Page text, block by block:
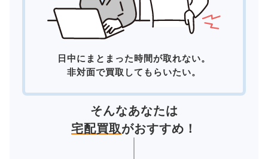
日中にまとまった時間が取れない。
非対面で買取してもらいたい。
そんなあなたは
宅配買取がおすすめ！